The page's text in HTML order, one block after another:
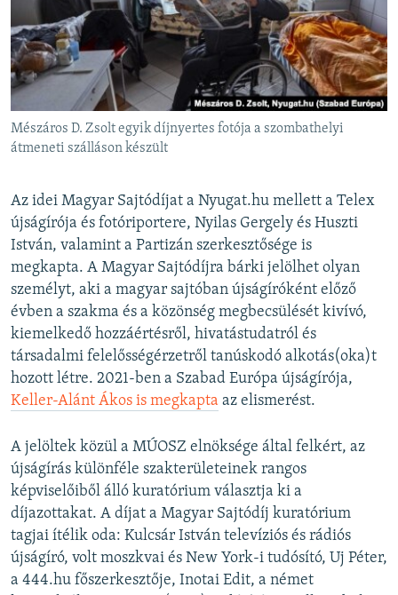
Mészáros D. Zsolt egyik díjnyertes fotója a szombathelyi
átmeneti szálláson készült
Az idei Magyar Sajtódíjat a Nyugat.hu mellett a Telex
újságírója és fotóriportere, Nyilas Gergely és Huszti
István, valamint a Partizán szerkesztősége is
megkapta. A Magyar Sajtódíjra bárki jelölhet olyan
személyt, aki a magyar sajtóban újságíróként előző
évben a szakma és a közönség megbecsülését kivívó,
kiemelkedő hozzáértésről, hivatástudatról és
társadalmi felelősségérzetről tanúskodó alkotás(oka)t
hozott létre. 2021-ben a Szabad Európa újságírója,
Keller-Alánt Ákos is megkapta az elismerést.
A jelöltek közül a MÚOSZ elnöksége által felkért, az
újságírás különféle szakterületeinek rangos
képviselőiből álló kuratórium választja ki a
díjazottakat. A díjat a Magyar Sajtódíj kuratórium
tagjai ítélik oda: Kulcsár István televíziós és rádiós
újságíró, volt moszkvai és New York-i tudósító, Uj Péter,
a 444.hu főszerkesztője, Inotai Edit, a német